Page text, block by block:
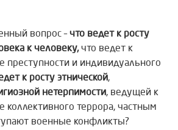
вопрос –что ведет к росту
к человеку,что ведет к
преступности и индивидуального
к росту этнической,
нетерпимости, ведущей к
коллективного террора, частным
военные конфликты?